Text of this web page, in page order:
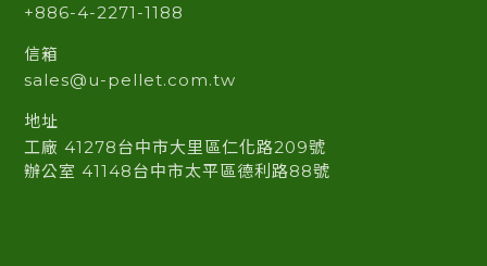
+886-4-2271-1188
信箱
sales@u-pellet.com.tw
地址
工廠 41278台中市大里區仁化路209號
辦公室 41148台中市太平區德利路88號